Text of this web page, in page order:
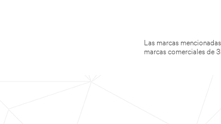
Las marcas
marcas comerciales de